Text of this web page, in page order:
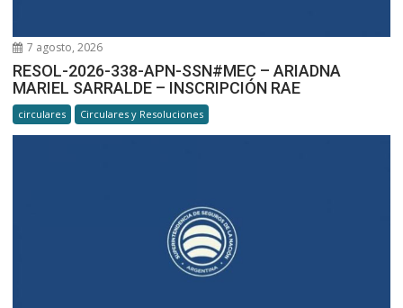
7 agosto, 2026
RESOL-2026-338-APN-SSN#MEC – ARIADNA
MARIEL SARRALDE – INSCRIPCIÓN RAE
circulares Circulares y Resoluciones